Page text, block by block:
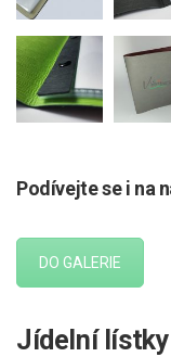
Podívejte se i na
DO GALERIE
Jídelní lístky